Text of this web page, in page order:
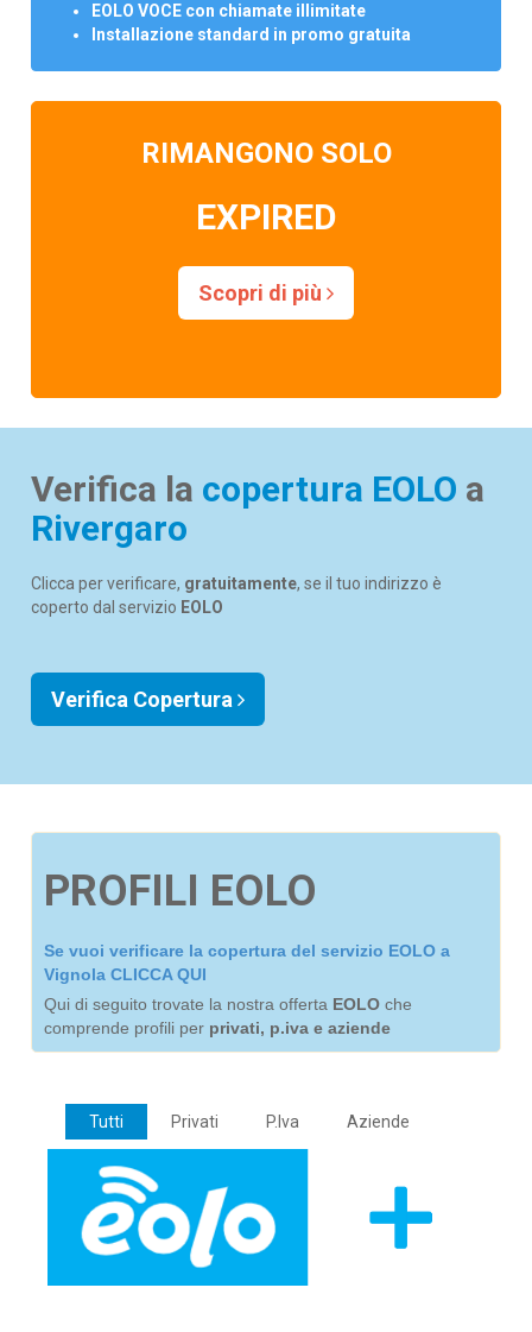
EOLO VOCE con chiamate illimitate
Installazione standard in promo gratuita
RIMANGONO SOLO
EXPIRED
Scopri di più
Verifica la copertura EOLO a
Rivergaro
Clicca per verificare, gratuitamente, se il tuo indirizzo è
coperto dal servizio EOLO
Verifica Copertura
PROFILI EOLO
Se vuoi verificare la copertura del servizio EOLO a
Vignola CLICCA QUI
Qui di seguito trovate la nostra offerta EOLO che
comprende profili per privati, p.iva e aziende
Tutti Privati P.Iva Aziende